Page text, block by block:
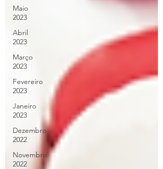
Maio
2023
Abril
2023
Março
2023
Fevereiro
2023
Janeiro
2023
Dezembro
2022
Novembro
2022